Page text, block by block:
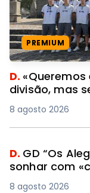
PREMIUM
D.
divisão, mas
8 agosto 2026
D. GD “Os
sonhar com
8 agosto 2026